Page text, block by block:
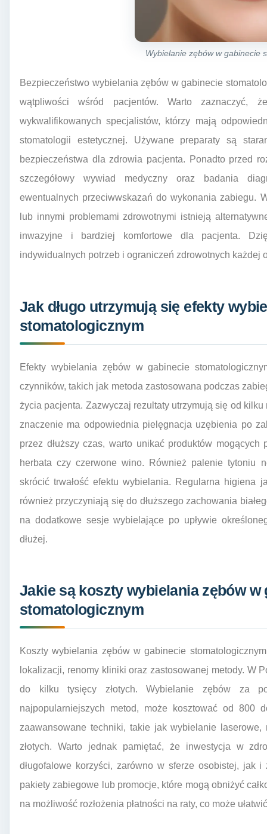
Wybielanie zębów w gabinecie
Bezpieczeństwo wybielania zębów w gabinecie
wątpliwości wśród pacjentów. Warto zaznaczyć,
wykwalifikowanych specjalistów, którzy mają
stomatologii estetycznej. Używane preparaty są
bezpieczeństwa dla zdrowia pacjenta. Ponadto przed
szczegółowy wywiad medyczny oraz badania
ewentualnych przeciwwskazań do wykonania zabiegu.
lub innymi problemami zdrowotnymi istnieją
inwazyjne i bardziej komfortowe dla pacjenta.
indywidualnych potrzeb i ograniczeń zdrowotnych każdej
Jak długo utrzymują się efekty
stomatologicznym
Efekty wybielania zębów w gabinecie
czynników, takich jak metoda zastosowana podczas
życia pacjenta. Zazwyczaj rezultaty utrzymują się od
znaczenie ma odpowiednia pielęgnacja uzębienia po
przez dłuższy czas, warto unikać produktów
herbata czy czerwone wino. Również palenie tytoniu
skrócić trwałość efektu wybielania. Regularna higiena
również przyczyniają się do dłuższego zachowania
na dodatkowe sesje wybielające po upływie
dłużej.
Jakie są koszty wybielania zębów w
stomatologicznym
Koszty wybielania zębów w gabinecie
lokalizacji, renomy kliniki oraz zastosowanej metody. W
do kilku tysięcy złotych. Wybielanie zębów za
najpopularniejszych metod, może kosztować od 800
zaawansowane techniki, takie jak wybielanie
złotych. Warto jednak pamiętać, że inwestycja w
długofalowe korzyści, zarówno w sferze osobistej, jak
pakiety zabiegowe lub promocje, które mogą obniżyć
na możliwość rozłożenia płatności na raty, co może